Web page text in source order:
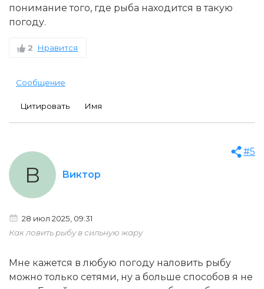
понимание того, где рыба находится в такую
погоду.
2 Нравится
Сообщение
Цитировать Имя
Виктор
В
#5
28 июл 2025, 09:31
Как ловить рыбу в сильную жару
Мне кажется в любую погоду наловить рыбу
можно только сетями, ну а больше способов я не